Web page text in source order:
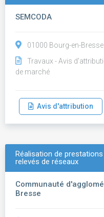
SEMCODA
01000 Bourg-en-Bresse
Travaux - Avis
de marché
Avis d'attribution
Réalisation de
relevés de réseaux
Communauté
Bresse